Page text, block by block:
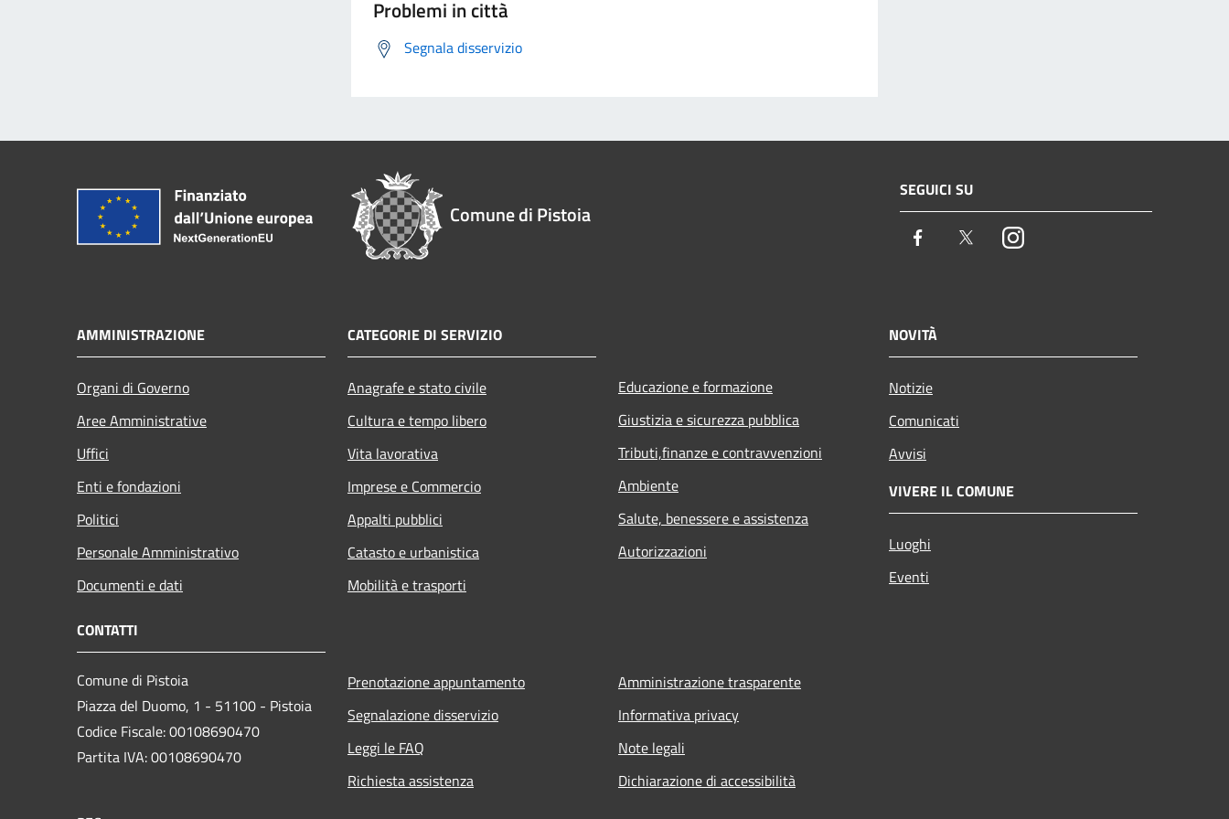
Problemi in città
Segnala disservizio
Comune di Pistoia
SEGUICI SU
Facebook TwitterInstagram
AMMINISTRAZIONE
Organi di Governo
Aree Amministrative
Uffici
Enti e fondazioni
Politici
Personale Amministrativo
Documenti e dati
CATEGORIE DI SERVIZIO
Anagrafe e stato civile
Cultura e tempo libero
Vita lavorativa
Imprese e Commercio
Appalti pubblici
Catasto e urbanistica
Mobilità e trasporti
Educazione e formazione
Giustizia e sicurezza pubblica
Tributi,finanze e contravvenzioni
Ambiente
Salute, benessere e assistenza
Autorizzazioni
NOVITÀ
Notizie
Comunicati
Avvisi
VIVERE IL COMUNE
Luoghi
Eventi
CONTATTI
Comune di Pistoia
Piazza del Duomo, 1 - 51100 - Pistoia
Codice Fiscale: 00108690470
Partita IVA: 00108690470
Prenotazione appuntamento
Segnalazione disservizio
Leggi le FAQ
Richiesta assistenza
Amministrazione trasparente
Informativa privacy
Note legali
Dichiarazione di accessibilità